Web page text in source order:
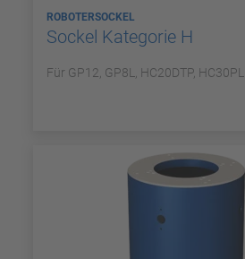
ROBOTERSOCKEL
Sockel Kategorie H
Für GP12, GP8L, HC20DTP, HC30PL